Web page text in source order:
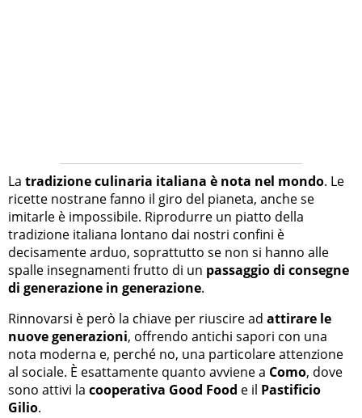
La tradizione culinaria italiana è nota nel mondo. Le
ricette nostrane fanno il giro del pianeta, anche se
imitarle è impossibile. Riprodurre un piatto della
tradizione italiana lontano dai nostri confini è
decisamente arduo, soprattutto se non si hanno alle
spalle insegnamenti frutto di un passaggio di consegne
di generazione in generazione.
Rinnovarsi è però la chiave per riuscire ad attirare le
nuove generazioni, offrendo antichi sapori con una
nota moderna e, perché no, una particolare attenzione
al sociale. È esattamente quanto avviene a Como, dove
sono attivi la cooperativa Good Food e il Pastificio
Gilio.